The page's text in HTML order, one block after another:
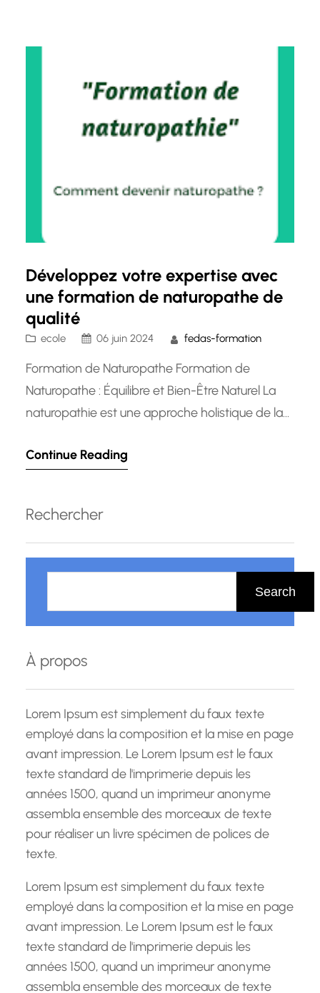
autres à adopter des habitudes alimentaires
Développez votre expertise avec
une formation de naturopathe de
qualité
ecole 06 juin 2024 fedas-formation
Formation de Naturopathe Formation de
Naturopathe : Équilibre et Bien-Être Naturel La
naturopathie est une approche holistique de la
l’équilibre naturel du corps. De plus en plus de
soins traditionnels et adopter un mode…
Continue Reading
Rechercher
h
r
c
h
Search
À propos
Lorem Ipsum est simplement du faux texte
employé dans la composition et la mise en page
avant impression. Le Lorem Ipsum est le faux
texte standard de l'imprimerie depuis les
années 1500, quand un imprimeur anonyme
assembla ensemble des morceaux de texte
pour réaliser un livre spécimen de polices de
texte.
Lorem Ipsum est simplement du faux texte
employé dans la composition et la mise en page
avant impression. Le Lorem Ipsum est le faux
texte standard de l'imprimerie depuis les
années 1500, quand un imprimeur anonyme
assembla ensemble des morceaux de texte